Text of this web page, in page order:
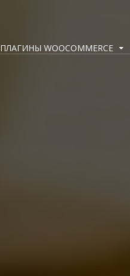
ПЛАГИНЫ WOOCOMMERCE